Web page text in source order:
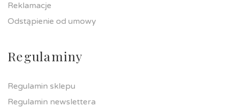
Reklamacje
Odstąpienie od umowy
Regulaminy
Regulamin sklepu
Regulamin newslettera